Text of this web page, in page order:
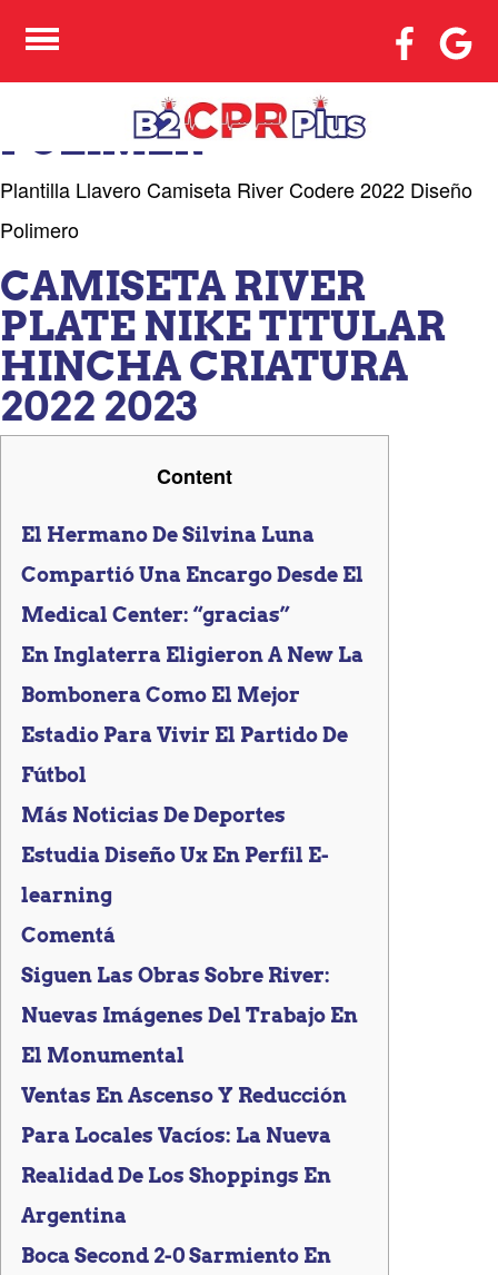
PLANTILLA LLAVERO
CAMISETA RIVER
CODERE 2022 DISEÑO
POLIMER
Plantilla Llavero Camiseta River Codere 2022 Diseño
Polimero
CAMISETA RIVER
PLATE NIKE TITULAR
HINCHA CRIATURA
2022 2023
Content
El Hermano De Silvina Luna
Compartió Una Encargo Desde El
Medical Center: “gracias”
En Inglaterra Eligieron A New La
Bombonera Como El Mejor
Estadio Para Vivir El Partido De
Fútbol
Más Noticias De Deportes
Estudia Diseño Ux En Perfil E-
learning
Comentá
Siguen Las Obras Sobre River:
Nuevas Imágenes Del Trabajo En
El Monumental
Ventas En Ascenso Y Reducción
Para Locales Vacíos: La Nueva
Realidad De Los Shoppings En
Argentina
Boca Second 2-0 Sarmiento En